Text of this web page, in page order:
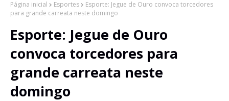
Página inicial Esportes
Esporte: Jegue de Ouro convoca torcedores
para grande carreata neste domingo
Esporte: Jegue de Ouro
convoca torcedores para
grande carreata neste
domingo